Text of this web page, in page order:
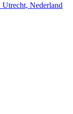
Nederland